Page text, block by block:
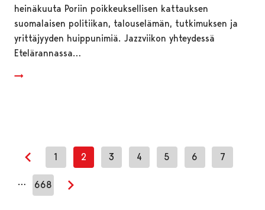
heinäkuuta Poriin poikkeuksellisen kattauksen
suomalaisen politiikan, talouselämän, tutkimuksen ja
yrittäjyyden huippunimiä. Jazzviikon yhteydessä
Etelärannassa…
Edellinen sivu
1 2 3 4 5 6 7
… 668
Seuraava sivu